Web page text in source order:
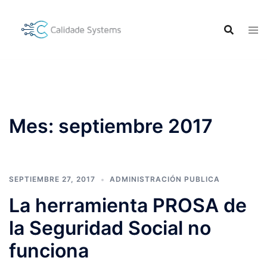
contenido
Mes: septiembre 2017
SEPTIEMBRE 27, 2017 ADMINISTRACIÓN PUBLICA
La herramienta PROSA de
la Seguridad Social no
funciona